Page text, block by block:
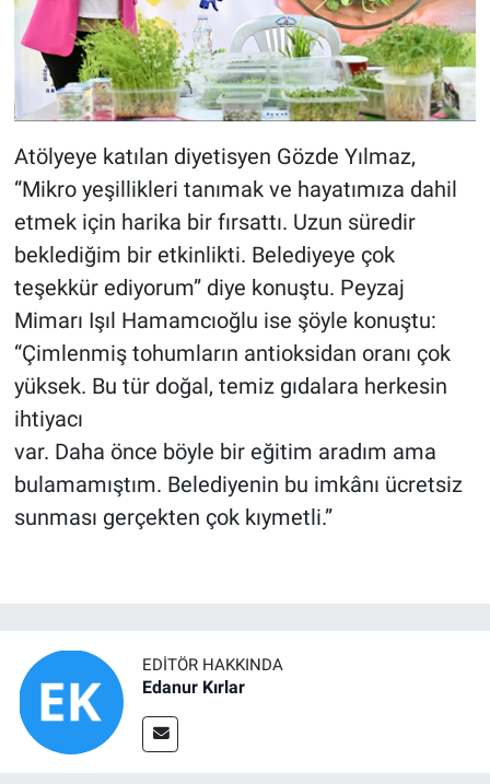
Atölyeye katılan diyetisyen Gözde Yılmaz,
“Mikro yeşillikleri tanımak ve hayatımıza dahil
etmek için harika bir fırsattı. Uzun süredir
beklediğim bir etkinlikti. Belediyeye çok
teşekkür ediyorum” diye konuştu. Peyzaj
Mimarı Işıl Hamamcıoğlu ise şöyle konuştu:
“Çimlenmiş tohumların antioksidan oranı çok
yüksek. Bu tür doğal, temiz gıdalara herkesin
ihtiyacı
var. Daha önce böyle bir eğitim aradım ama
bulamamıştım. Belediyenin bu imkânı ücretsiz
sunması gerçekten çok kıymetli.”
EDITÖR HAKKINDA
Edanur Kırlar